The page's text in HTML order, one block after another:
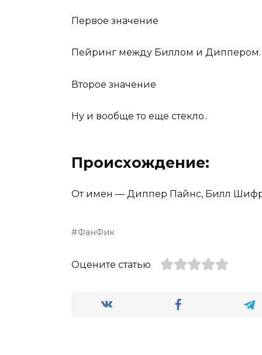
Первое значение
Пейринг между Биллом и Диппером.
Второе значение
Ну и вообще то еще стекло..
Происхождение:
От имен — Диппер Пайнс, Билл
ФанФик
Оцените статью